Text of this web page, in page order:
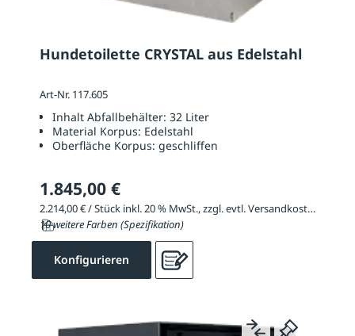
Hundetoilette CRYSTAL aus Edelstahl
Art-Nr. 117.605
Inhalt Abfallbehälter: 32 Liter
Material Korpus: Edelstahl
Oberfläche Korpus: geschliffen
1.845,00 €
2.214,00 € / Stück inkl. 20 % MwSt., zzgl. evtl. Versandkosten
10 weitere Farben (Spezifikation)
Konfigurieren